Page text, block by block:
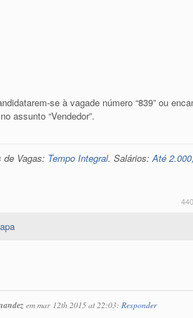
se à vagade número “839” ou
assunto “Vendedor”.
de Vagas: Tempo Integral. Salários:Até
em mar 12th 2015 at 22:03: Responder